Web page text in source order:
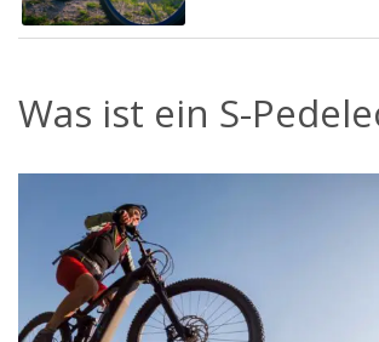
Was ist ein S-